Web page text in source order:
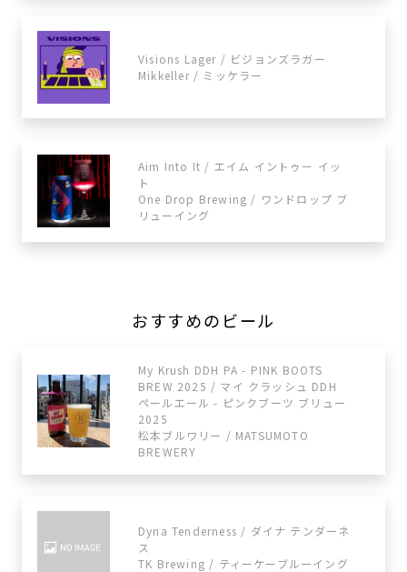
Visions Lager / ビジョンズラガー
Mikkeller / ミッケラー
Aim Into It / エイム イントゥー イッ
ト
One Drop Brewing / ワンドロップ ブ
リューイング
おすすめのビール
My Krush DDH PA - PINK BOOTS
BREW 2025 / マイ クラッシュ DDH
ペールエール - ピンクブーツ ブリュー
2025
松本ブルワリー / MATSUMOTO
BREWERY
Dyna Tenderness / ダイナ テンダーネ
ス
TK Brewing / ティーケーブルーイング